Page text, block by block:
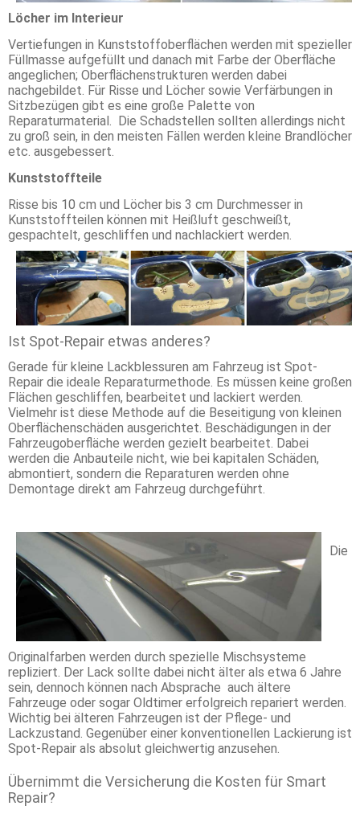
Löcher im Interieur
Vertiefungen in Kunststoffoberflächen werden mit spezieller
Füllmasse aufgefüllt und danach mit Farbe der Oberfläche
angeglichen; Oberflächenstrukturen werden dabei
nachgebildet. Für Risse und Löcher sowie Verfärbungen in
Sitzbezügen gibt es eine große Palette von
Reparaturmaterial. Die Schadstellen sollten allerdings nicht
zu groß sein, in den meisten Fällen werden kleine Brandlöcher
etc. ausgebessert.
Kunststoffteile
Risse bis 10 cm und Löcher bis 3 cm Durchmesser in
Kunststoffteilen können mit Heißluft geschweißt,
gespachtelt, geschliffen und nachlackiert werden.
Ist Spot-Repair etwas anderes?
Gerade für kleine Lackblessuren am Fahrzeug ist Spot-
Repair die ideale Reparaturmethode. Es müssen keine großen
Flächen geschliffen, bearbeitet und lackiert werden.
Vielmehr ist diese Methode auf die Beseitigung von kleinen
Oberflächenschäden ausgerichtet. Beschädigungen in der
Fahrzeugoberfläche werden gezielt bearbeitet. Dabei
werden die Anbauteile nicht, wie bei kapitalen Schäden,
abmontiert, sondern die Reparaturen werden ohne
Demontage direkt am Fahrzeug durchgeführt.
Die
Originalfarben werden durch spezielle Mischsysteme
repliziert. Der Lack sollte dabei nicht älter als etwa 6 Jahre
sein, dennoch können nach Absprache auch ältere
Fahrzeuge oder sogar Oldtimer erfolgreich repariert werden.
Wichtig bei älteren Fahrzeugen ist der Pflege- und
Lackzustand. Gegenüber einer konventionellen Lackierung ist
Spot-Repair als absolut gleichwertig anzusehen.
Übernimmt die Versicherung die Kosten für Smart
Repair?